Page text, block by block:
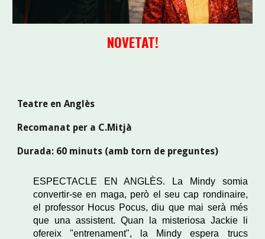
NOVETAT!
Teatre en Anglès
Recomanat per a C.Mitjà
Durada: 60 minuts (amb torn de preguntes)
ESPECTACLE EN ANGLÈS. La Mindy somia
convertir-se en maga, però el seu cap rondinaire,
el professor Hocus Pocus, diu que mai serà més
que una assistent. Quan la misteriosa Jackie li
ofereix "entrenament", la Mindy espera trucs